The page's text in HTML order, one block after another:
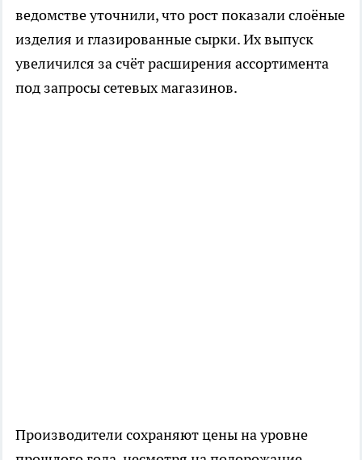
ведомстве уточнили, что рост показали слоёные
изделия и глазированные сырки. Их выпуск
увеличился за счёт расширения ассортимента
под запросы сетевых магазинов.
Производители сохраняют цены на уровне